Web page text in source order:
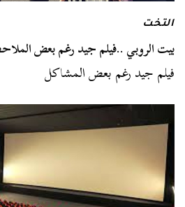
التخت
بيت الروبي ..فيلم جيد رغم بعض
فيلم جيد رغم بعض المشاكل